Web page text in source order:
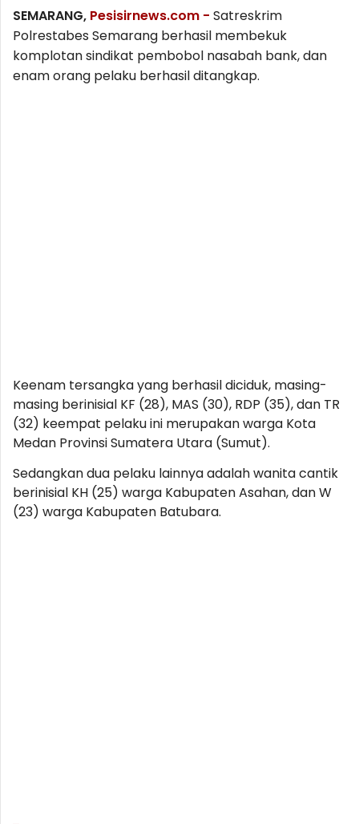
SEMARANG, Pesisirnews.com - Satreskrim
Polrestabes Semarang berhasil membekuk
komplotan sindikat pembobol nasabah bank, dan
enam orang pelaku berhasil ditangkap.
Keenam tersangka yang berhasil diciduk, masing-
masing berinisial KF (28), MAS (30), RDP (35), dan TR
(32) keempat pelaku ini merupakan warga Kota
Medan Provinsi Sumatera Utara (Sumut).
Sedangkan dua pelaku lainnya adalah wanita cantik
berinisial KH (25) warga Kabupaten Asahan, dan W
(23) warga Kabupaten Batubara.